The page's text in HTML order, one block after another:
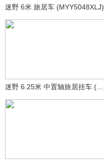
迷野 6米 旅居车 (MYY5048XLJ)